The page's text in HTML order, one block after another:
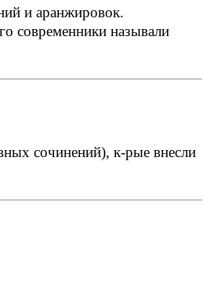
и аранжировок.
современники называли
сочинений), к-рые внесли